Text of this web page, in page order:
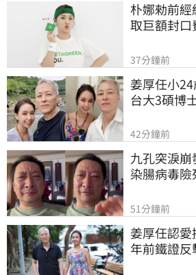
朴娜勑前
取巨額封口
37分鐘前
姜厚任小
台大3碩博
42分鐘前
九孔突淚
染腸病毒險
51分鐘前
姜厚任認
年前鐵證反